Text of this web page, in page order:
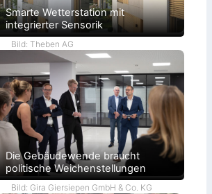
Smarte Wetterstation mit
integrierter Sensorik
Bild: Theben AG
Die Gebäudewende braucht
politische Weichenstellungen
Bild: Gira Giersiepen GmbH & Co. KG